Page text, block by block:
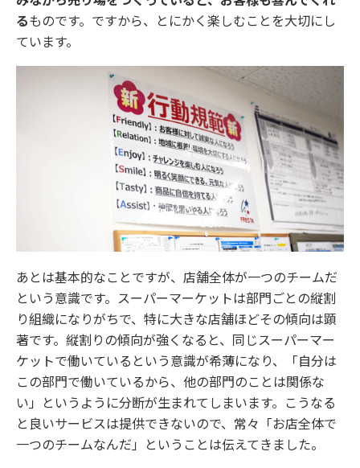
るものです。ですから、とにかく楽しむことを大切にし
ています。
あとは基本的なことですが、店舗全体が一つのチームだ
という意識です。スーパーマーケットは部門ごとの縦割
り組織になりがちで、特に大きな店舗ほどその傾向は顕
著です。縦割りの傾向が強くなると、同じスーパーマー
ケットで働いているという意識が希薄になり、「自分は
この部門で働いているから、他の部門のことは関係な
い」というように分断が生まれてしまいます。こうなる
と良いサービスは提供できないので、常々「お店全体で
一つのチームなんだ」ということは伝えてきました。